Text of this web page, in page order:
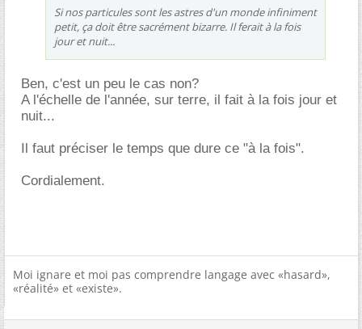
Si nos particules sont les astres d'un monde infiniment
petit, ça doit être sacrément bizarre. Il ferait à la fois
jour et nuit...
Ben, c'est un peu le cas non?
A l'échelle de l'année, sur terre, il fait à la fois jour et
nuit...
Il faut préciser le temps que dure ce "à la fois".
Cordialement.
Moi ignare et moi pas comprendre langage avec «hasard»,
«réalité» et «existe».